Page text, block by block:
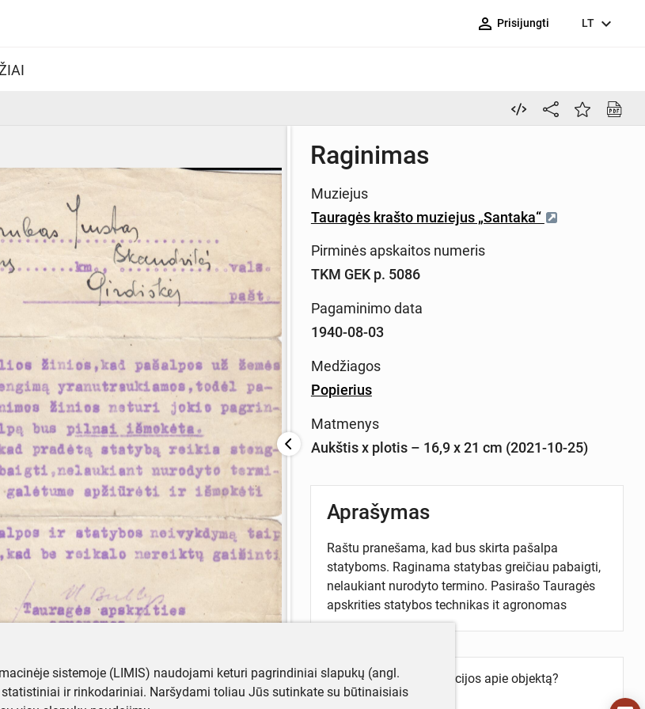
person_outline Prisijungti LT expand_more
Raginimas
Muziejus
Tauragės krašto muziejus „Santaka“
Pirminės apskaitos numeris
TKM GEK p. 5086
Pagaminimo data
1940-08-03
Medžiagos
Popierius
Matmenys
Aukštis x plotis – 16,9 x 21 cm (2021-10-25)
Aprašymas
Raštu pranešama, kad bus skirta pašalpa
statyboms. Raginama statybas greičiau pabaigti,
nelaukiant nurodyto termino. Pasirašo Tauragės
apskrities statybos technikas it agronomas
Turite daugiau informacijos apie objektą?
Parašykite mums!
sistemoje (LIMIS) naudojami keturi pagrindiniai slapukų (angl.
ir rinkodariniai. Naršydami toliau Jūs sutinkate su būtinaisiais